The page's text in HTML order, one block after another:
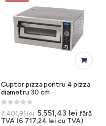
Cuptor pizza pentru 4 pizza
diametru 30 cm
0out of 5
7.401,91lei Prețul
inițial
5.551,43 lei Prețul
curent
fără
TVA (6.717,24 lei cu TVA)